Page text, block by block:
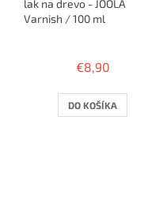
lak na drevo - JOOLA
Varnish / 100 ml
produktu
2,0
z
€8,90
DO KOŠÍKA